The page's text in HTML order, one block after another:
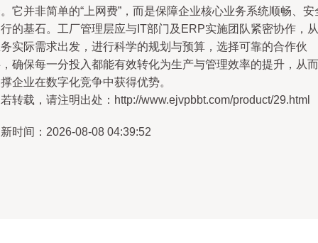
它并非简单的“上网费”，而是保障企业核心业务系统顺畅、安
的基石。工厂管理层应与IT部门及ERP实施团队紧密协作，从
实际需求出发，进行科学的规划与预算，选择可靠的合作伙
确保每一分投入都能有效转化为生产与管理效率的提升，从而
企业在数字化竞争中获得优势。
转载，请注明出处：http://www.ejvpbbt.com/product/29.html
时间：2026-08-08 04:39:52